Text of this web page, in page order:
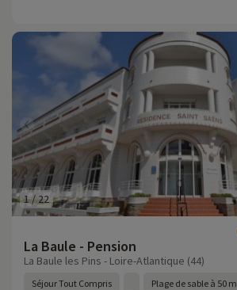
1/22
La Baule - Pension
La Baule les Pins - Loire-Atlantique (44)
Séjour Tout Compris Plage de sable à 50 m